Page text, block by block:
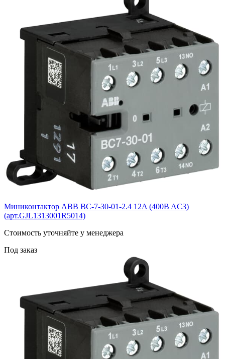
Миниконтактор ABB BС-7-30-01-2.4 12A (400B AC3)
(арт.GJL1313001R5014)
Cтоимость уточняйте у менеджера
Под заказ